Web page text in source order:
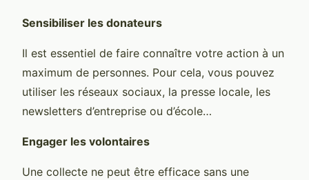
Sensibiliser les donateurs
Il est essentiel de faire connaître votre action à un
maximum de personnes. Pour cela, vous pouvez
utiliser les réseaux sociaux, la presse locale, les
newsletters d’entreprise ou d’école…
Engager les volontaires
Une collecte ne peut être efficace sans une